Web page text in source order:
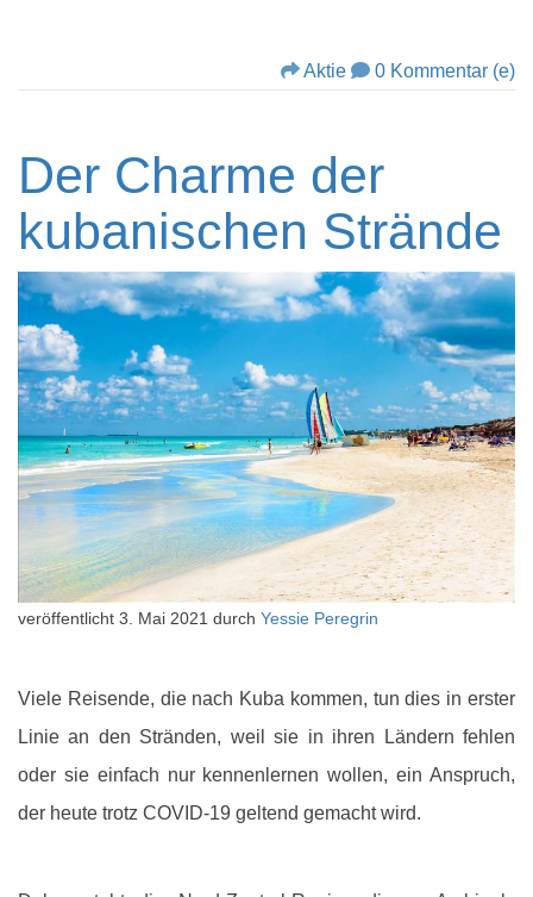
Aktie 0 Kommentar (e)
Der Charme der
kubanischen Strände
veröffentlicht 3. Mai 2021 durch Yessie Peregrin
Viele Reisende, die nach Kuba kommen, tun dies in erster
Linie an den Stränden, weil sie in ihren Ländern fehlen
oder sie einfach nur kennenlernen wollen, ein Anspruch,
der heute trotz COVID-19 geltend gemacht wird.